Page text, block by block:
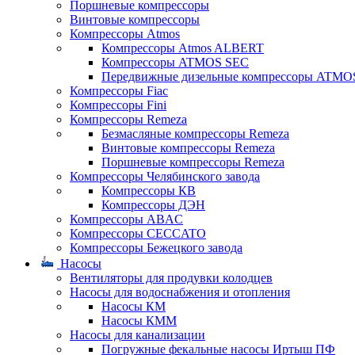
Поршневые компрессоры
Винтовые компрессоры
Компрессоры Atmos
Компрессоры Atmos ALBERT
Компрессоры ATMOS SEC
Передвижные дизельные компрессоры
Компрессоры Fiac
Компрессоры Fini
Компрессоры Remeza
Безмасляные компрессоры Remeza
Винтовые компрессоры Remeza
Поршневые компрессоры Remeza
Компрессоры Челябинского завода
Компрессоры КВ
Компрессоры ДЭН
Компрессоры ABAC
Компрессоры CECCATO
Компрессоры Бежецкого завода
Насосы
Вентиляторы для продувки колодцев
Насосы для водоснабжения и отопления
Насосы КМ
Насосы КММ
Насосы для канализации
Погружные фекальные насосы Иртыш ПФ